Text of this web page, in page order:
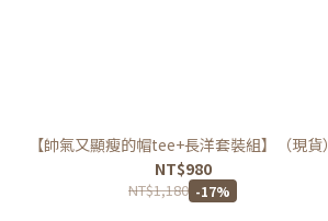
【帥氣又顯瘦的帽tee+長洋套裝組】（現貨）
NT$980
NT$1,180 -17%